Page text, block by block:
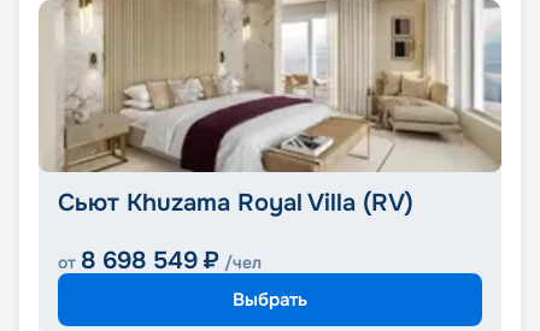
Сьют Khuzama Royal Villa (RV)
от 8 698 549 ₽ /чел
Выбрать